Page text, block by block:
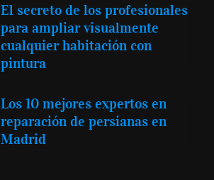
El secreto de los profesionales
para ampliar visualmente
cualquier habitación con
pintura
Los 10 mejores expertos en
reparación de persianas en
Madrid